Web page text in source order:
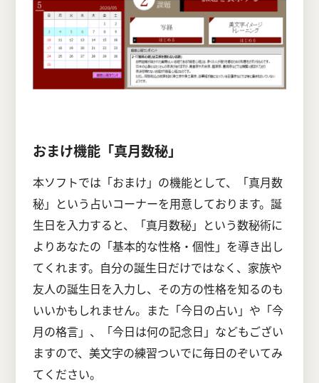
おまけ機能「真月数秘」
本ソフトでは「おまけ」の機能として、「真月数
秘」という占いコーナーを用意しております。誕
生日を入力すると、「真月数秘」という数秘術に
よりあなたの「基本的な性格・個性」を導き出し
てくれます。自分の誕生日だけではなく、家族や
友人の誕生日を入力し、その方の性格を知るのも
いいかもしれません。また「今日の占い」や「今
月の格言」、「今日は何の記念日」などもござい
ますので、美文字の練習ついでに毎日のぞいてみ
てください。